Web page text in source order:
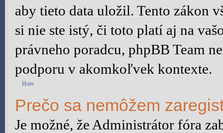
aby tieto data uložil. Tento zákon
si nie ste istý, či toto platí aj na
právneho poradcu, phpBB Team
podporu v akomkoľvek kontexte.
Hore
Prečo sa nemôžem
Je možné, že Administrátor fóra